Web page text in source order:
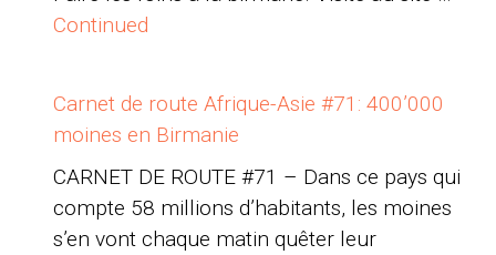
Continued
Carnet de route Afrique-Asie #71: 400’000
moines en Birmanie
CARNET DE ROUTE #71 – Dans ce pays qui
compte 58 millions d’habitants, les moines
s’en vont chaque matin quêter leur